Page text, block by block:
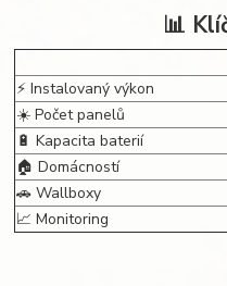
📊
⚡ Instalovaný výkon
☀️ Počet panelů
🔋 Kapacita baterií
🏠 Domácností
🚗 Wallboxy
📈 Monitoring